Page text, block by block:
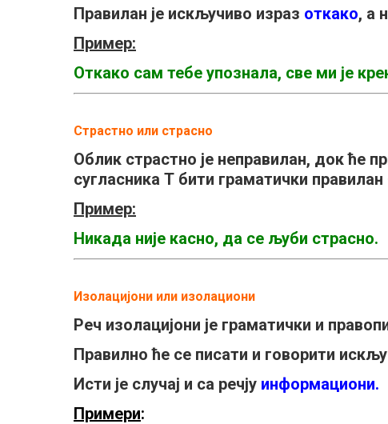
Правилан је искључиво израз откако, а
Пример:
Откако сам тебе упознала, све ми је
Страстно или страсно
Облик страстно је неправилан, док ће
сугласника Т бити граматички правилан
Пример:
Никада није касно, да се љуби страсно.
Изолацијони или изолациони
Реч изолацијони је граматички и
Правилно ће се писати и говорити
Исти је случај и са речју информациони.
Примери: